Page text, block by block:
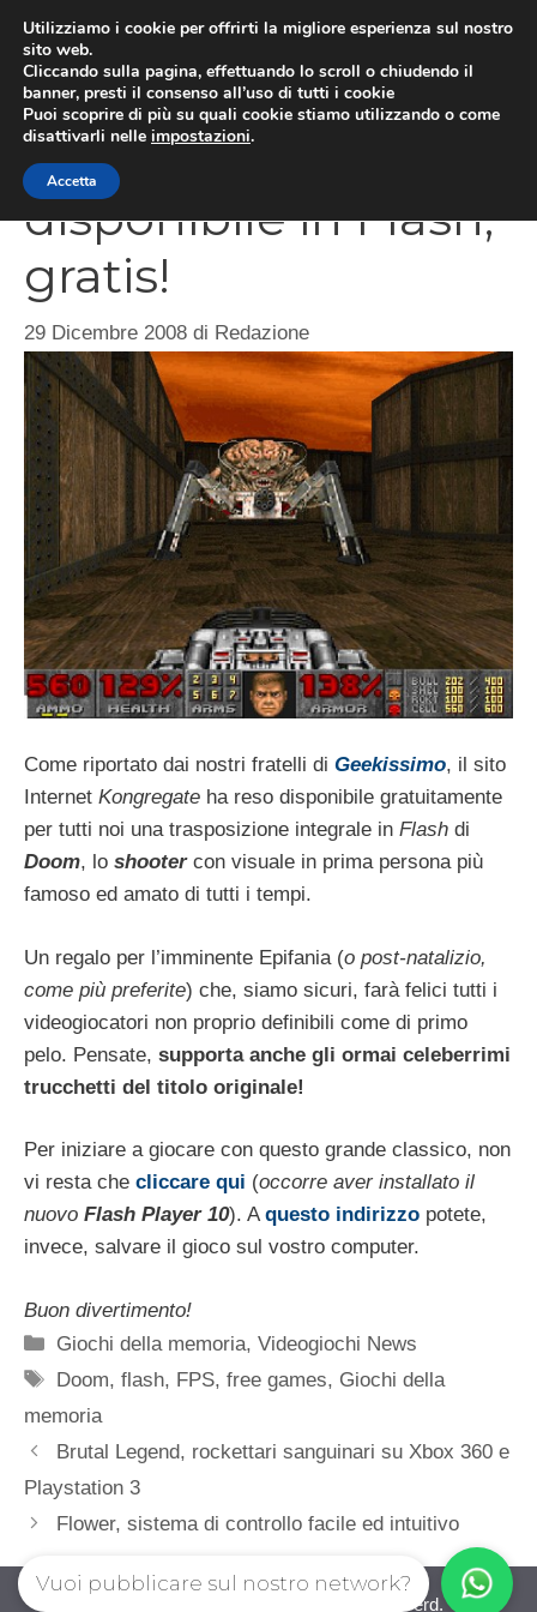
contenuto
Doom: il capolavoro
disponibile in Flash,
gratis!
29 Dicembre 2008 di Redazione
Come riportato dai nostri fratelli di Geekissimo, il sito
Internet Kongregate ha reso disponibile gratuitamente
per tutti noi una trasposizione integrale in Flash di
Doom, lo shootercon visuale in prima persona più
famoso ed amato di tutti i tempi.
Un regalo per l’imminente Epifania (o post-natalizio,
come più preferite) che, siamo sicuri, farà felici tutti i
videogiocatori non proprio definibili come di primo
pelo. Pensate, supporta anche gli ormai celeberrimi
trucchetti del titolo originale!
Per iniziare a giocare con questo grande classico, non
vi resta che cliccare qui (occorre aver installato il
nuovo Flash Player 10). Aquesto indirizzo potete,
invece, salvare il gioco sul vostro computer.
Buon divertimento!
Categorie
Giochi della memoria,Videogiochi News
Tag
Doom,flash, FPS,free games, Giochi della
memoria
Brutal Legend, rockettari sanguinari su Xbox 360 e
Playstation 3
Flower, sistema di controllo facile ed intuitivo
iovideogioco.com © 2026. All right reserverd.
Utilizziamo i cookie per offrirti la migliore esperienza sul nostro
sito web.
Cliccando sulla pagina, effettuando lo scroll o chiudendo il
banner, presti il consenso all’uso di tutti i cookie
Puoi scoprire di più su quali cookie stiamo utilizzando o come
disattivarli nelle impostazioni.
Accetta
Vuoi pubblicare sul nostro network?